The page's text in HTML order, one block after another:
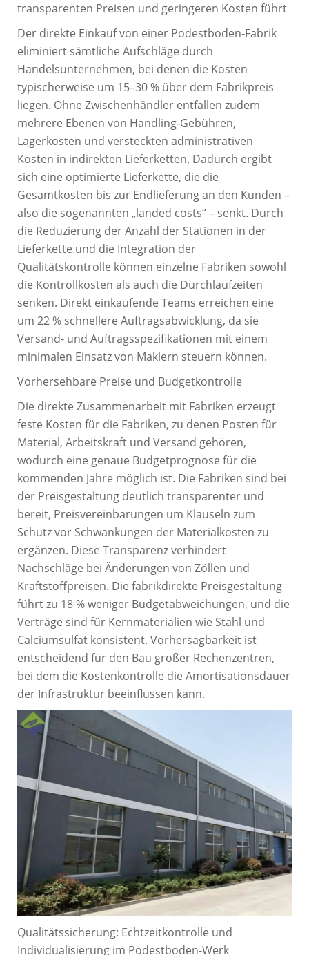
transparenten Preisen und geringeren Kosten führt
Der direkte Einkauf von einer Podestboden-Fabrik
eliminiert sämtliche Aufschläge durch
Handelsunternehmen, bei denen die Kosten
typischerweise um 15–30 % über dem Fabrikpreis
liegen. Ohne Zwischenhändler entfallen zudem
mehrere Ebenen von Handling-Gebühren,
Lagerkosten und versteckten administrativen
Kosten in indirekten Lieferketten. Dadurch ergibt
sich eine optimierte Lieferkette, die die
Gesamtkosten bis zur Endlieferung an den Kunden –
also die sogenannten „landed costs“ – senkt. Durch
die Reduzierung der Anzahl der Stationen in der
Lieferkette und die Integration der
Qualitätskontrolle können einzelne Fabriken sowohl
die Kontrollkosten als auch die Durchlaufzeiten
senken. Direkt einkaufende Teams erreichen eine
um 22 % schnellere Auftragsabwicklung, da sie
Versand- und Auftragsspezifikationen mit einem
minimalen Einsatz von Maklern steuern können.
Vorhersehbare Preise und Budgetkontrolle
Die direkte Zusammenarbeit mit Fabriken erzeugt
feste Kosten für die Fabriken, zu denen Posten für
Material, Arbeitskraft und Versand gehören,
wodurch eine genaue Budgetprognose für die
kommenden Jahre möglich ist. Die Fabriken sind bei
der Preisgestaltung deutlich transparenter und
bereit, Preisvereinbarungen um Klauseln zum
Schutz vor Schwankungen der Materialkosten zu
ergänzen. Diese Transparenz verhindert
Nachschläge bei Änderungen von Zöllen und
Kraftstoffpreisen. Die fabrikdirekte Preisgestaltung
führt zu 18 % weniger Budgetabweichungen, und die
Verträge sind für Kernmaterialien wie Stahl und
Calciumsulfat konsistent. Vorhersagbarkeit ist
entscheidend für den Bau großer Rechenzentren,
bei dem die Kostenkontrolle die Amortisationsdauer
der Infrastruktur beeinflussen kann.
Qualitätssicherung: Echtzeitkontrolle und
Individualisierung im Podestboden-Werk